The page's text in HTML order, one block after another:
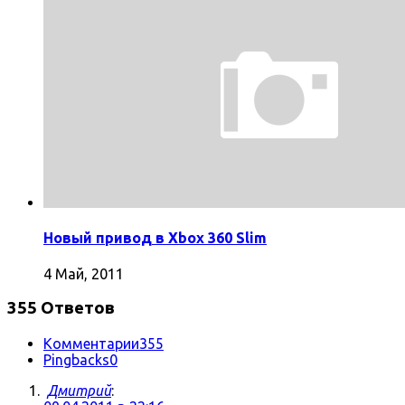
Новый привод в Xbox 360 Slim
4 Май, 2011
355 Ответов
Комментарии355
Pingbacks0
Дмитрий: